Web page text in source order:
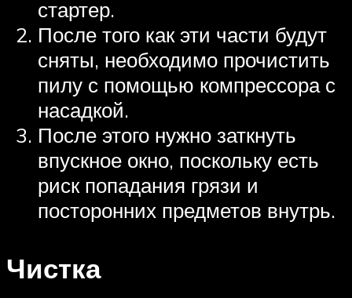
стартер.
После того как эти части будут
сняты, необходимо прочистить
пилу с помощью компрессора с
насадкой.
После этого нужно заткнуть
впускное окно, поскольку есть
риск попадания грязи и
посторонних предметов внутрь.
Чистка